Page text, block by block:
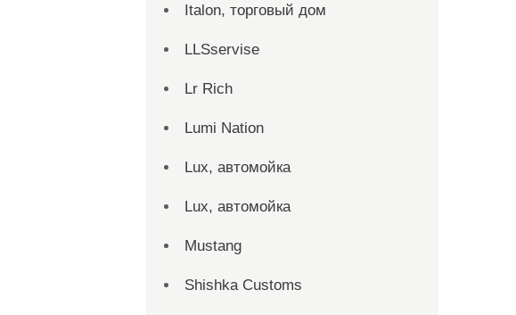
Italon, торговый дом
LLSservise
Lr Rich
Lumi Nation
Lux, автомойка
Lux, автомойка
Mustang
Shishka Customs